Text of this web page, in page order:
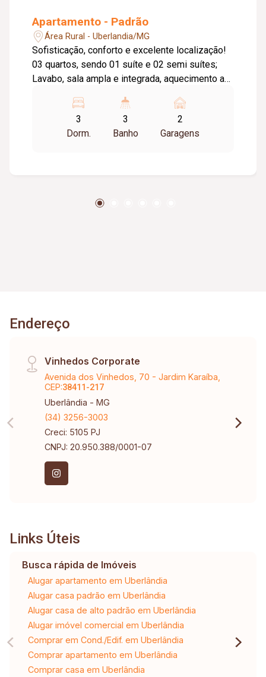
Apartamento - Padrão
Área Rural - Uberlandia/MG
Sofisticação, conforto e excelente localização!
03 quartos, sendo 01 suíte e 02 semi suítes;
Lavabo, sala ampla e integrada, aquecimento a
carvão; Cozinha funcional com armários
planejados; 02 vagas de garagem presas;
Depósito privativo espaçoso. Ambientes
busca conforto, praticidade e qualidade de vida
3
Dorm.
3
Banho
2
Garagens
Endereço
Vinhedos Corporate
Avenida dos Vinhedos, 70 - Jardim Karaíba,
CEP:38411-217
Uberlândia - MG
(34) 3256-3003
Creci: 5105 PJ
CNPJ: 20.950.388/0001-07
Links Úteis
Busca rápida de Imóveis
Alugar apartamento em Uberlândia
Alugar casa padrão em Uberlândia
Alugar casa de alto padrão em Uberlândia
Alugar imóvel comercial em Uberlândia
Comprar em Cond./Edif. em Uberlândia
Comprar apartamento em Uberlândia
Comprar casa em Uberlândia